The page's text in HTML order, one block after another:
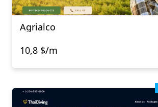
Agrialco
10,8 $/m